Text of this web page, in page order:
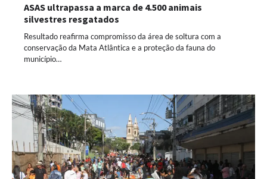
ASAS ultrapassa a marca de 4.500 animais
silvestres resgatados
Resultado reafirma compromisso da área de soltura com a
conservação da Mata Atlântica e a proteção da fauna do
município…